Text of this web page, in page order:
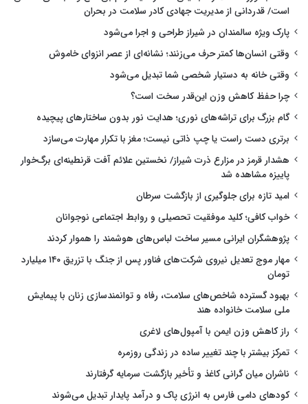
است/ قدردانی از مدیریت جهادی کادر سلامت در بحران
پارک ویژه سالمندان در شیراز طراحی و اجرا می‌شود
وقتی انسان‌ها کمتر حرف می‌زنند؛ نشانه‌ای از عصر انزوای خاموش
وقتی خانه به دستیار شخصی شما تبدیل می‌شود
چرا حفظ کاهش وزن این‌قدر سخت است؟
گام بزرگ برای تراشه‌های نوری؛ هدایت نور بدون ساختارهای پیچیده
برتری دست راست یا چپ ذاتی نیست؛ مغز با تکرار مهارت می‌سازد
هشدار قرمز در مزارع ذرت شیراز/ نخستین علائم آفت قرنطینه‌ای برگ‌خوار
پاییزه مشاهده شد
امید تازه برای جلوگیری از بازگشت سرطان
خواب کافی؛ کلید موفقیت تحصیلی و روابط اجتماعی نوجوانان
پژوهشگران ایرانی مسیر ساخت لباس‌های هوشمند را هموار کردند
مهار موج تعدیل نیروی شرکت‌های فناور پس از جنگ با تزریق ۱۴۰ میلیارد
تومان
بهبود گسترده شاخص‌های سلامت، رفاه و توانمندسازی زنان با پیمایش
ملی سلامت خانواده هند
راز کاهش وزن ایمن با آمپول‌های لاغری
تمرکز بیشتر با چند تغییر ساده در زندگی روزمره
ناشران میان گرانی کاغذ و تأخیر بازگشت سرمایه گرفتارند
کودهای دامی فارس به انرژی پاک و درآمد پایدار تبدیل می‌شوند